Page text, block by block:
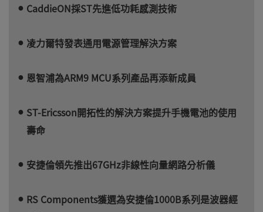
CaddieON採ST先進低功耗感測技術
凌力爾特發表通用電源管理解決方案
恩智浦為ARM9 MCU系列產品再添新成員
ST-Ericsson開拓性的解決方案提升手機電池的使用
壽命
安捷倫領先推出67GHz非線性向量網路分析儀
RS Components獲選為安捷倫1000B系列是波器經